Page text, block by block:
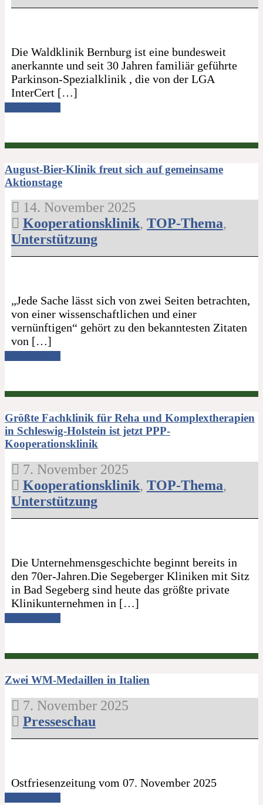
Die Waldklinik Bernburg ist eine bundesweit
anerkannte und seit 30 Jahren familiär geführte
Parkinson-Spezialklinik , die von der LGA
InterCert […]
August-Bier-Klinik freut sich auf gemeinsame
Aktionstage
14. November 2025
Kooperationsklinik, TOP-Thema,
Unterstützung
„Jede Sache lässt sich von zwei Seiten betrachten,
von einer wissenschaftlichen und einer
vernünftigen“ gehört zu den bekanntesten Zitaten
von […]
Größte Fachklinik für Reha und Komplextherapien
in Schleswig-Holstein ist jetzt PPP-
Kooperationsklinik
7. November 2025
Kooperationsklinik, TOP-Thema,
Unterstützung
Die Unternehmensgeschichte beginnt bereits in
den 70er-Jahren.Die Segeberger Kliniken mit Sitz
in Bad Segeberg sind heute das größte private
Klinikunternehmen in […]
Zwei WM-Medaillen in Italien
7. November 2025
Presseschau
Ostfriesenzeitung vom 07. November 2025